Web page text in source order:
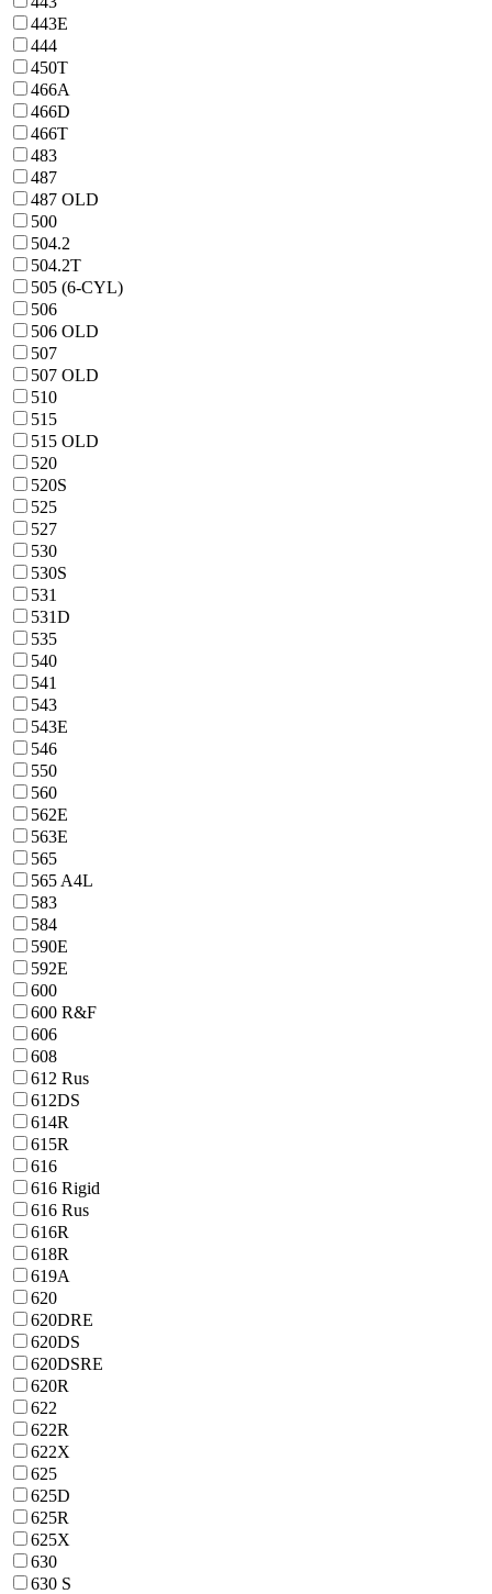
443E
444
450T
466A
466D
466T
483
487
487 OLD
500
504.2
504.2T
505 (6-CYL)
506
506 OLD
507
507 OLD
510
515
515 OLD
520
520S
525
527
530
530S
531
531D
535
540
541
543
543E
546
550
560
562E
563E
565
565 A4L
583
584
590E
592E
600
600 R&F
606
608
612 Rus
612DS
614R
615R
616
616 Rigid
616 Rus
616R
618R
619A
620
620DRE
620DS
620DSRE
620R
622
622R
622X
625
625D
625R
625X
630
630 S